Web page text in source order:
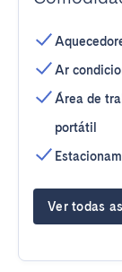
Ar
Área de
portátil
Ver todas